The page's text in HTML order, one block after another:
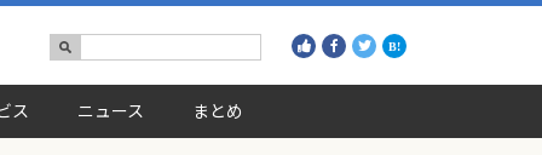
ス ニュース まとめ